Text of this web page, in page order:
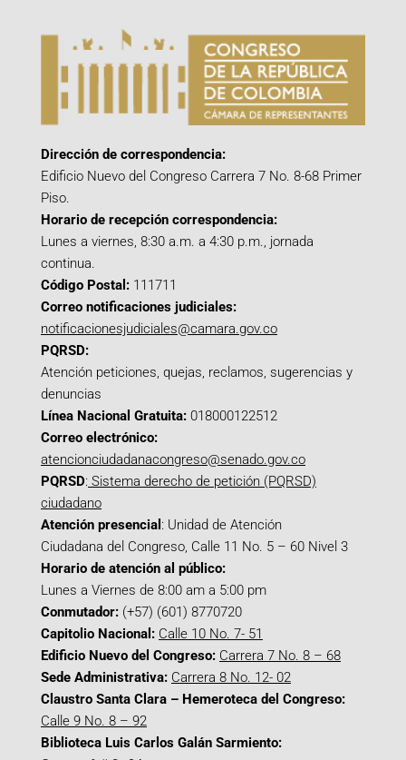
Dirección de correspondencia:
Edificio Nuevo del Congreso Carrera 7 No. 8-68 Primer
Piso.
Horario de recepción correspondencia:
Lunes a viernes, 8:30 a.m. a 4:30 p.m., jornada
continua.
Código Postal: 111711
Correo notificaciones judiciales:
notificacionesjudiciales@camara.gov.co
PQRSD:
Atención peticiones, quejas, reclamos, sugerencias y
denuncias
Línea Nacional Gratuita: 018000122512
Correo electrónico:
atencionciudadanacongreso@senado.gov.co
PQRSD: Sistema derecho de petición (PQRSD)
ciudadano
Atención presencial : Unidad de Atención
Ciudadana del Congreso, Calle 11 No. 5 – 60 Nivel 3
Horario de atención al público:
Lunes a Viernes de 8:00 am a 5:00 pm
Conmutador: (+57) (601) 8770720
Capitolio Nacional: Calle 10 No. 7- 51
Edificio Nuevo del Congreso: Carrera 7 No. 8 – 68
Sede Administrativa: Carrera 8 No. 12- 02
Claustro Santa Clara – Hemeroteca del Congreso:
Calle 9 No. 8 – 92
Biblioteca Luis Carlos Galán Sarmiento: